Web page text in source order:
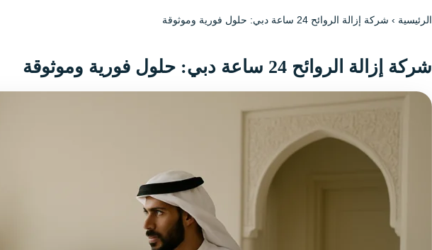
الرئيسية › شركة إزالة الروائح 24 ساعة دبي: حلول فورية وموثوقة
شركة إزالة الروائح 24 ساعة دبي: حلول فورية وموثوقة